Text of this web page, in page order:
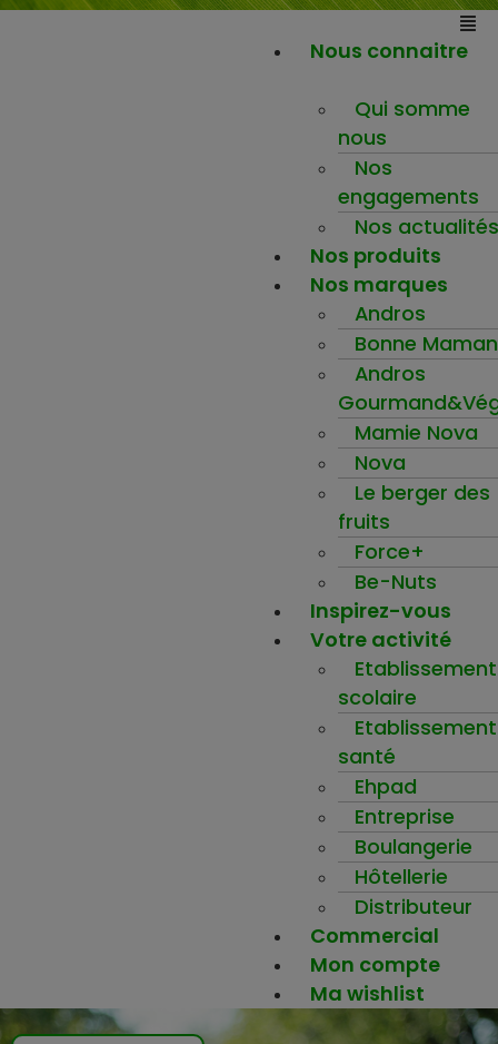
Nous connaitre
Qui somme
nous
Nos
engagements
Nos actualités
Nos produits
Nos marques
Andros
Bonne Maman
Andros
Mamie Nova
Nova
Le berger des
fruits
Force+
Be-Nuts
Inspirez-vous
Votre activité
Etablissement
scolaire
santé
Ehpad
Entreprise
Boulangerie
Hôtellerie
Distributeur
Commercial
Mon compte
Ma wishlist